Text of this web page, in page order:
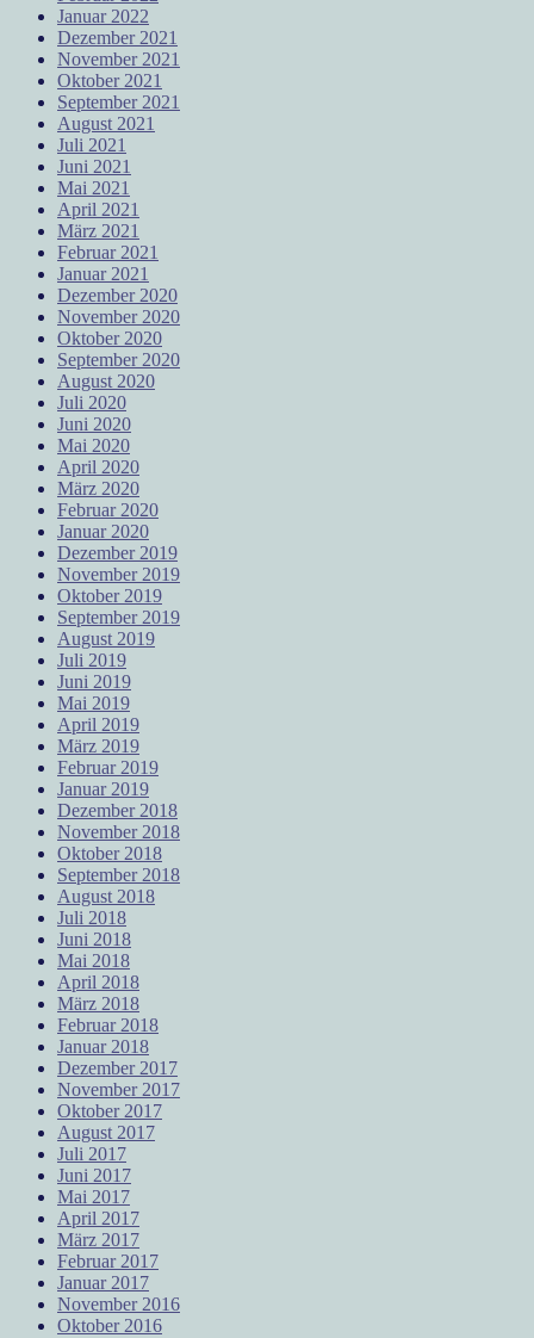
Januar 2022
Dezember 2021
November 2021
Oktober 2021
September 2021
August 2021
Juli 2021
Juni 2021
Mai 2021
April 2021
März 2021
Februar 2021
Januar 2021
Dezember 2020
November 2020
Oktober 2020
September 2020
August 2020
Juli 2020
Juni 2020
Mai 2020
April 2020
März 2020
Februar 2020
Januar 2020
Dezember 2019
November 2019
Oktober 2019
September 2019
August 2019
Juli 2019
Juni 2019
Mai 2019
April 2019
März 2019
Februar 2019
Januar 2019
Dezember 2018
November 2018
Oktober 2018
September 2018
August 2018
Juli 2018
Juni 2018
Mai 2018
April 2018
März 2018
Februar 2018
Januar 2018
Dezember 2017
November 2017
Oktober 2017
August 2017
Juli 2017
Juni 2017
Mai 2017
April 2017
März 2017
Februar 2017
Januar 2017
November 2016
Oktober 2016